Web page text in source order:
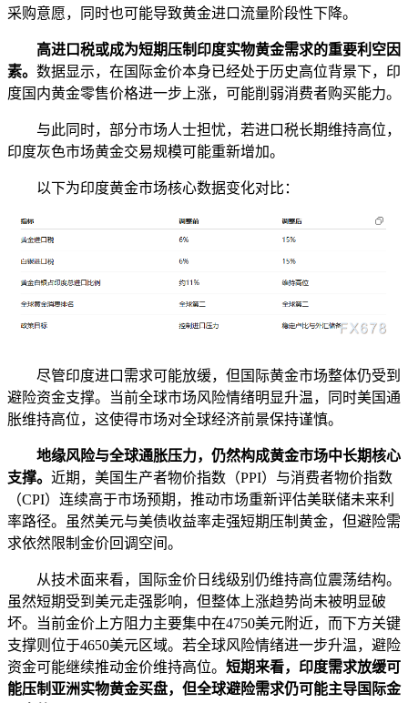
采购意愿，同时也可能导致黄金进口流量阶段性下降。
高进口税或成为短期压制印度实物黄金需求的重要利空因
素。 数据显示，在国际金价本身已经处于历史高位背景下，印
度国内黄金零售价格进一步上涨，可能削弱消费者购买能力。
与此同时，部分市场人士担忧，若进口税长期维持高位，
印度灰色市场黄金交易规模可能重新增加。
以下为印度黄金市场核心数据变化对比：
尽管印度进口需求可能放缓，但国际黄金市场整体仍受到
避险资金支撑。当前全球市场风险情绪明显升温，同时美国通
胀维持高位，这使得市场对全球经济前景保持谨慎。
地缘风险与全球通胀压力，仍然构成黄金市场中长期核心
支撑。 近期，美国生产者物价指数（PPI）与消费者物价指数
（CPI）连续高于市场预期，推动市场重新评估美联储未来利
率路径。虽然美元与美债收益率走强短期压制黄金，但避险需
求依然限制金价回调空间。
从技术面来看，国际金价日线级别仍维持高位震荡结构。
虽然短期受到美元走强影响，但整体上涨趋势尚未被明显破
坏。当前金价上方阻力主要集中在4750美元附近，而下方关键
支撑则位于4650美元区域。若全球风险情绪进一步升温，避险
资金可能继续推动金价维持高位。 短期来看，印度需求放缓可
能压制亚洲实物黄金买盘，但全球避险需求仍可能主导国际金